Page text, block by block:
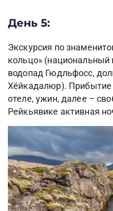
День 5:
Экскурсия по
кольцо» (национальный
водопад Гюдльфосс,
Хёйкадалюр). Прибытие
отеле, ужин, далее –
Рейкьявике активная